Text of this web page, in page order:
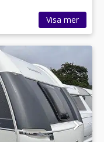
Visa mer